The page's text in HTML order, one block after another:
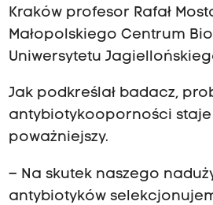
Kraków profesor Rafał
Małopolskiego Centrum
Uniwersytetu
Jak podkreślał badacz,
antybiotykooporności staje
poważniejszy.
– Na skutek naszego
antybiotyków